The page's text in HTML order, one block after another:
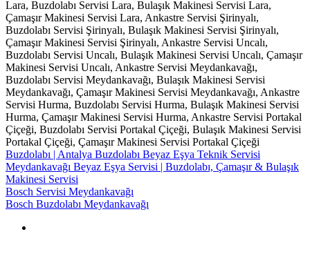
Lara, Buzdolabı Servisi Lara, Bulaşık Makinesi Servisi Lara,
Çamaşır Makinesi Servisi Lara, Ankastre Servisi Şirinyalı,
Buzdolabı Servisi Şirinyalı, Bulaşık Makinesi Servisi Şirinyalı,
Çamaşır Makinesi Servisi Şirinyalı, Ankastre Servisi Uncalı,
Buzdolabı Servisi Uncalı, Bulaşık Makinesi Servisi Uncalı, Çamaşır
Makinesi Servisi Uncalı, Ankastre Servisi Meydankavağı,
Buzdolabı Servisi Meydankavağı, Bulaşık Makinesi Servisi
Meydankavağı, Çamaşır Makinesi Servisi Meydankavağı, Ankastre
Servisi Hurma, Buzdolabı Servisi Hurma, Bulaşık Makinesi Servisi
Hurma, Çamaşır Makinesi Servisi Hurma, Ankastre Servisi Portakal
Çiçeği, Buzdolabı Servisi Portakal Çiçeği, Bulaşık Makinesi Servisi
Portakal Çiçeği, Çamaşır Makinesi Servisi Portakal Çiçeği
Buzdolabı | Antalya Buzdolabı Beyaz Eşya Teknik Servisi
Meydankavağı Beyaz Eşya Servisi | Buzdolabı, Çamaşır & Bulaşık
Makinesi Servisi
Bosch Servisi Meydankavağı
Bosch Buzdolabı Meydankavağı